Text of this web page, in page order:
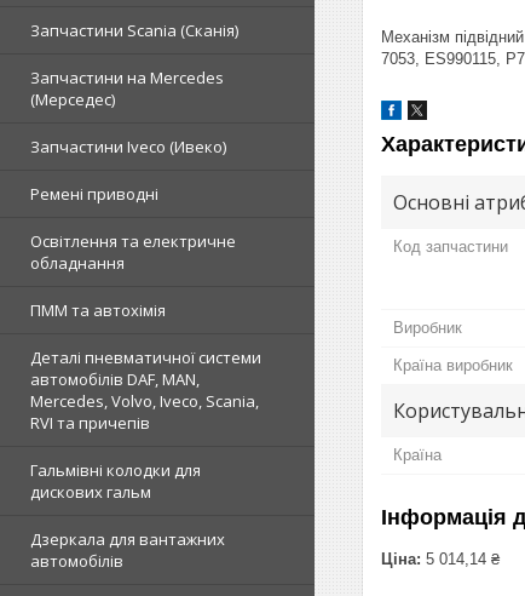
Запчастини Scania (Сканія)
Запчастини на Mercedes
(Мерседес)
Запчастини Iveco (Ивеко)
Ремені приводні
Освітлення та електричне
обладнання
ПММ та автохімія
Деталі пневматичної системи
автомобілів DAF, MAN,
Mercedes, Volvo, Iveco, Scania,
RVI та причепів
Гальмівні колодки для
дискових гальм
Дзеркала для вантажних
автомобілів
Механізм
7053, ES990115,
Основні
Код запчастини
Виробник
Країна виробник
Країна
Інформація
Ціна: 5 014,14 ₴